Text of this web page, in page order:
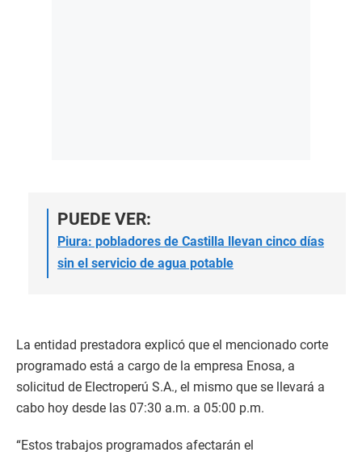
PUEDE VER:
Piura: pobladores de Castilla llevan cinco días
sin el servicio de agua potable
La entidad prestadora explicó que el mencionado corte
programado está a cargo de la empresa Enosa, a
solicitud de Electroperú S.A., el mismo que se llevará a
cabo hoy desde las 07:30 a.m. a 05:00 p.m.
“Estos trabajos programados afectarán el